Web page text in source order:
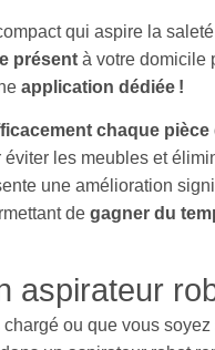
qui aspire la
présent à votre domicile
application dédiée !
chaque pièce
les meubles et
une amélioration
de gagner du
aspirateur
ou que vous